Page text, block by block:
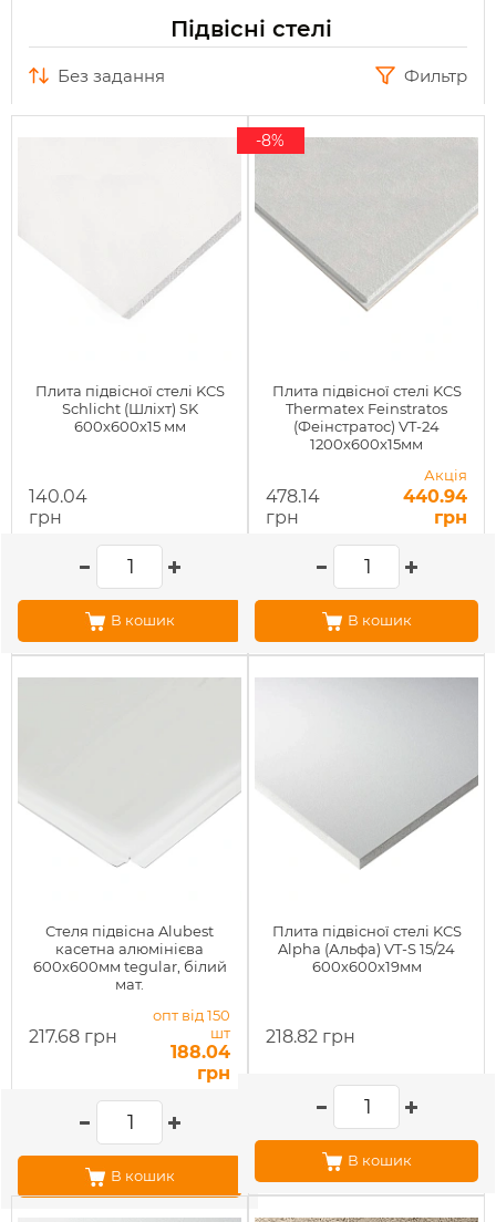
Підвісні стелі
без задання Фильтр
Плита підвісної стелі KCS
Schlicht (Шліхт) SK
600х600х15 мм
140.04
грн
В кошик
Плита підвісної стелі KCS
Thermatex Feinstratos
(Феінстратос) VT-24
1200х600х15мм
-8%
478.14
грн
Акція
440.94
грн
В кошик
Стеля підвісна Alubest
касетна алюмінієва
600х600мм tegular, білий
мат.
217.68 грн
опт від 150
шт
188.04
грн
В кошик
Плита підвісної стелі KCS
Alpha (Альфа) VT-S 15/24
600х600х19мм
218.82 грн
В кошик